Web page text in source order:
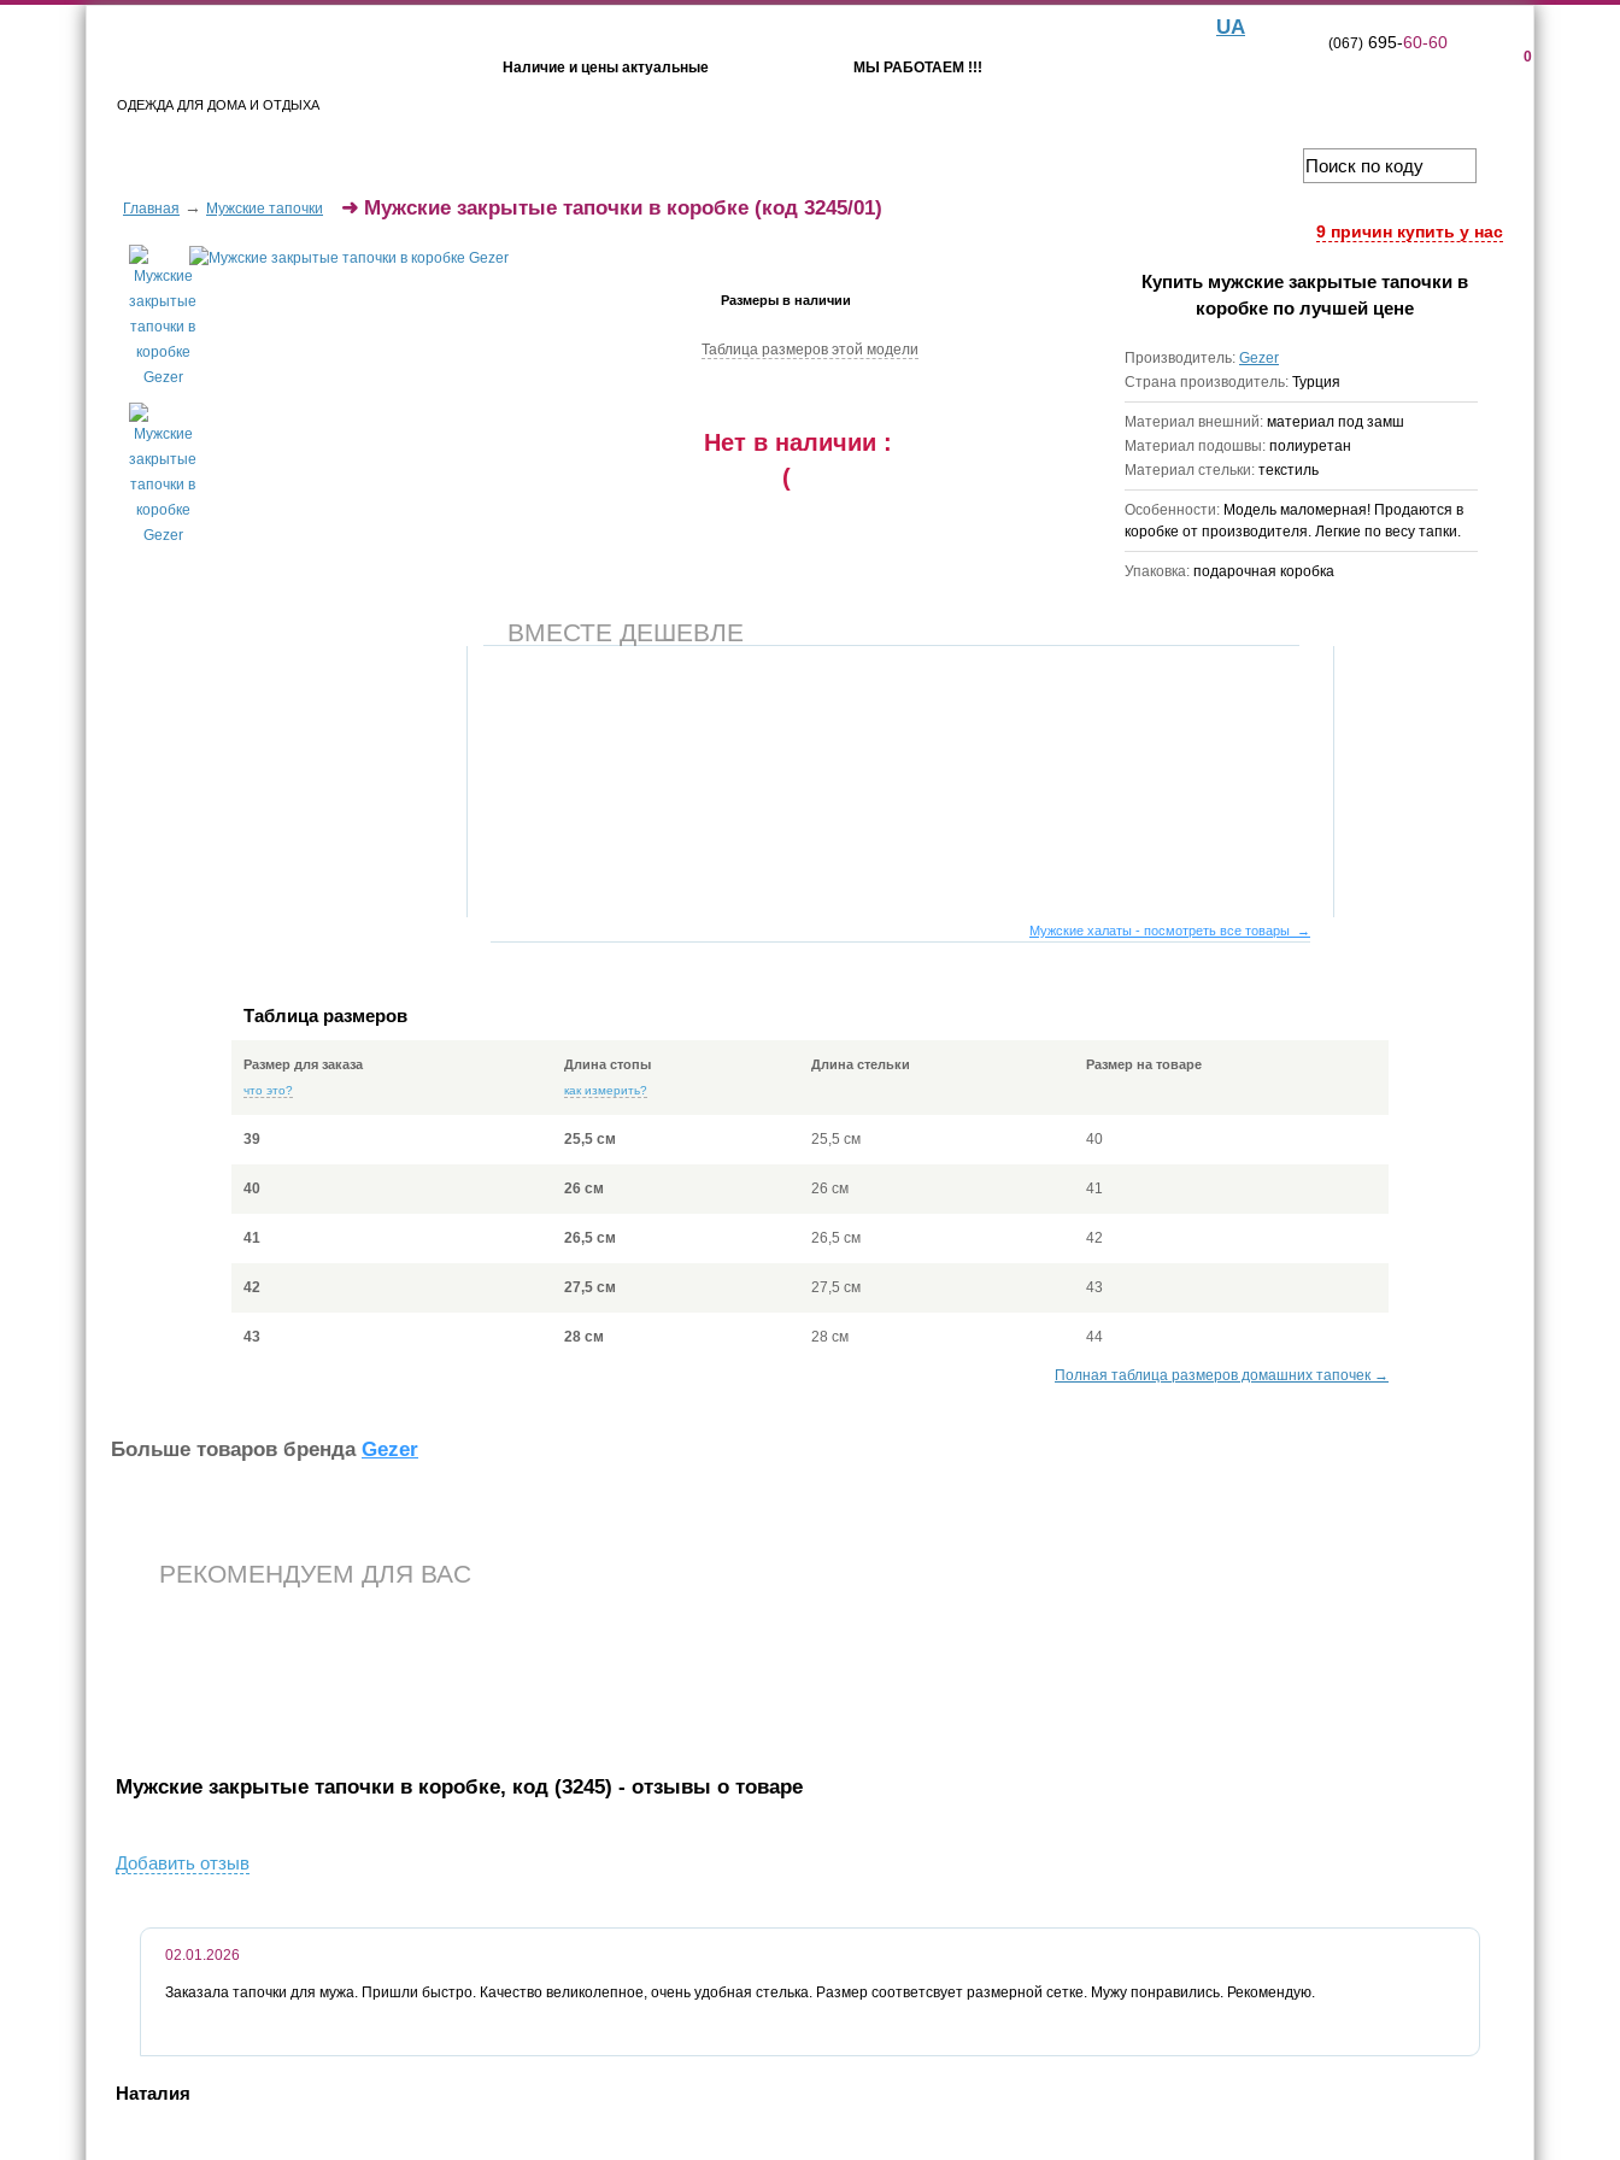
ОДЕЖДА ДЛЯ ДОМА И ОТДЫХА
Наличие и цены актуальные МЫ РАБОТАЕМ !!!
UA
0
(067)695-60-60
Главная → Мужские тапочки
9 причин купить у нас
➜ Мужские закрытые тапочки в коробке (код 3245/01)
Размеры в наличии
Таблица размеров этой модели
Нет в наличии :
(
Купить мужские закрытые тапочки в
коробкепо лучшей цене
Производитель: Gezer
Страна производитель: Турция
Материал внешний: материал под замш
Материал подошвы: полиуретан
Материал стельки: текстиль
Особенности: Модель маломерная! Продаются в
коробке от производителя. Легкие по весу тапки.
Упаковка: подарочная коробка
ВМЕСТЕ ДЕШЕВЛЕ
Мужские халаты - посмотреть все товары →
Таблица размеров
Размер для заказа
что это?
Длина стопы
как измерить?
Длина стельки Размер на товаре
39 25,5 см 25,5 см 40
40 26 см 26 см 41
41 26,5 см 26,5 см 42
42 27,5 см 27,5 см 43
43 28 см 28 см 44
Полная таблица размеров домашних тапочек →
Больше товаров бренда Gezer
РЕКОМЕНДУЕМ ДЛЯ ВАС
Мужские закрытые тапочки в коробке, код (3245) - отзывы о товаре
Добавить отзыв
02.01.2026
Заказала тапочки для мужа. Пришли быстро. Качество великолепное, очень удобная стелька. Размер соответсвует размерной сетке. Мужу понравились. Рекомендую.
Наталия